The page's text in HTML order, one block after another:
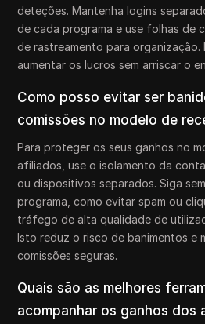
deteções. Mantenha logins
de cada programa e use folhas de
de rastreamento para organização.
aumentar os lucros sem arriscar o
Como posso evitar ser
comissões no modelo de
Para proteger os seus ganhos no
afiliados, use o isolamento da
ou dispositivos separados. Siga
programa, como evitar spam ou
tráfego de alta qualidade de
Isto reduz o risco de banimentos e
comissões seguras.
Quais são as melhores
acompanhar os ganhos dos